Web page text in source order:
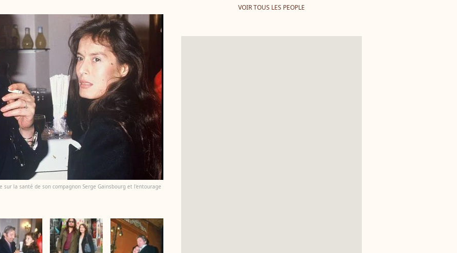
la santé de son compagnon Serge Gainsbourg et l'entourage
VOIR TOUS LES PEOPLE